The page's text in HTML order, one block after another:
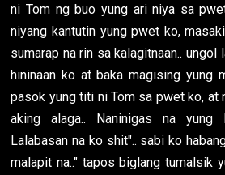
ni Tom ng buo yung ari niya sa
niyang kantutin yung pwet ko,
sumarap na rin sa kalagitnaan.. ungol
hininaan ko at baka magising yung
pasok yung titi ni Tom sa pwet ko, at
aking alaga.. Naninigas na yung
Lalabasan na ko shit".. sabi ko
malapit na.." tapos biglang tumalsik